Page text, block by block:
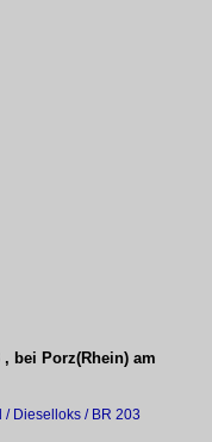
bei Porz(Rhein) am
/ Dieselloks / BR 203